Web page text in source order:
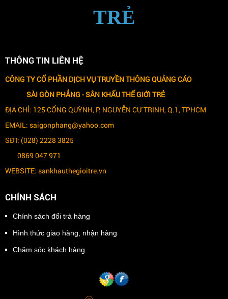
TRẺ
THÔNG TIN LIÊN HỆ
CÔNG TY CỔ PHẦN DỊCH VỤ TRUYỀN THÔNG QUẢNG CÁO
SÀI GÒN PHẲNG -SÂN KHẤU THẾ GIỚI TRẺ
ĐỊA CHỈ: 125 CỐNG QUỲNH, P. NGUYỄN CƯ TRINH, Q.1, TPHCM
EMAIL: saigonphang@yahoo.com
SĐT: (028) 2228 3825
0869 047 971
WEBSITE: sankhauthegioitre.vn
CHÍNH SÁCH
Chính sách đổi trả hàng
Hình thức giao hàng, nhận hàng
Chăm sóc khách hàng